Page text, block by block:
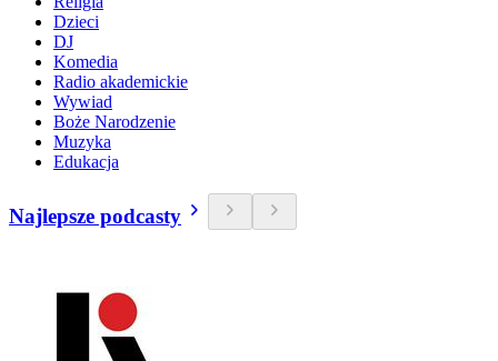
Dzieci
DJ
Komedia
Radio akademickie
Wywiad
Boże Narodzenie
Muzyka
Edukacja
Najlepsze podcasty